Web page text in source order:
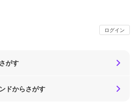
ログイン
がす
ドからさがす